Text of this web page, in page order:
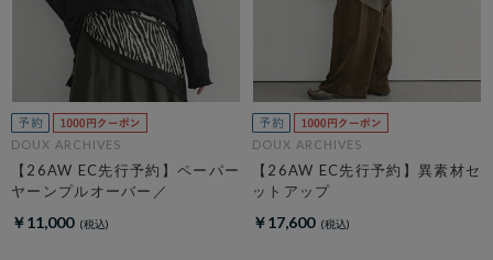
DOUX ARCHIVES
【26AW EC先行予約】ペーパー
ヤーンプルオーバー／
￥11,000
DOUX ARCHIVES
【26AW EC先行予約】異素材セ
ットアップ
￥17,600